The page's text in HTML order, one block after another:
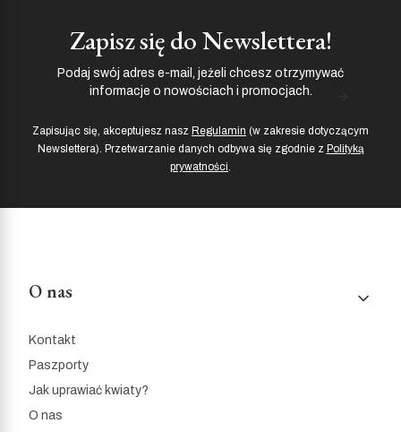
Zapisz się do Newslettera!
Podaj swój adres e-mail, jeżeli chcesz otrzymywać
informacje o nowościach i promocjach.
Zapisując się, akceptujesz nasz Regulamin (w zakresie dotyczącym
Newslettera). Przetwarzanie danych odbywa się zgodnie z Polityką
prywatności
Linki w stopce
O nas
Kontakt
Paszporty
Jak uprawiać kwiaty?
O nas